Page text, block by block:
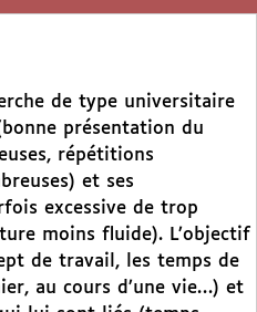
de type universitaire
présentation du
répétitions
et ses
excessive de trop
moins fluide). L’objectif
de travail, les temps de
au cours d’une vie…) et